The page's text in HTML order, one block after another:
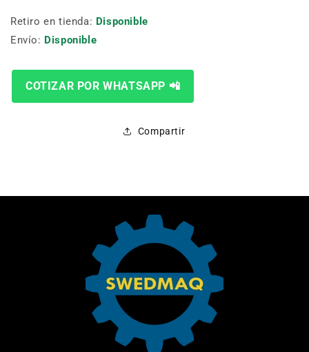
8
110MM
MAKITA
B-
110MM
B-
Retiro en tienda: Disponible
Envío: Disponible
COTIZAR POR WHATSAPP 📲
Compartir